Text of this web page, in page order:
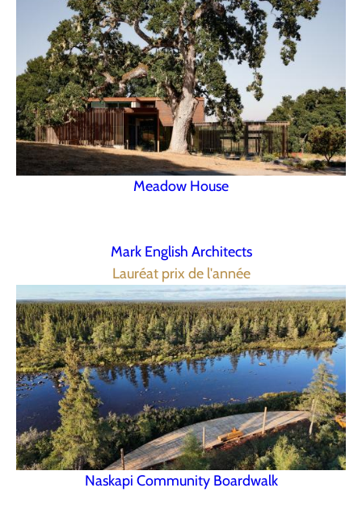
Meadow House
Mark English Architects
Lauréat prix de l'année
Naskapi Community Boardwalk